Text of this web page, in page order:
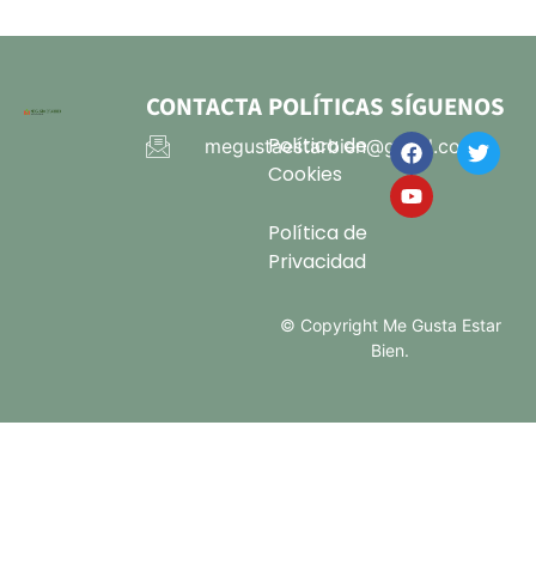
CONTACTA
megustaestarbien@gmail.com
POLÍTICAS
Política de
Cookies
Política de
Privacidad
SÍGUENOS
© Copyright Me Gusta Estar
Bien.